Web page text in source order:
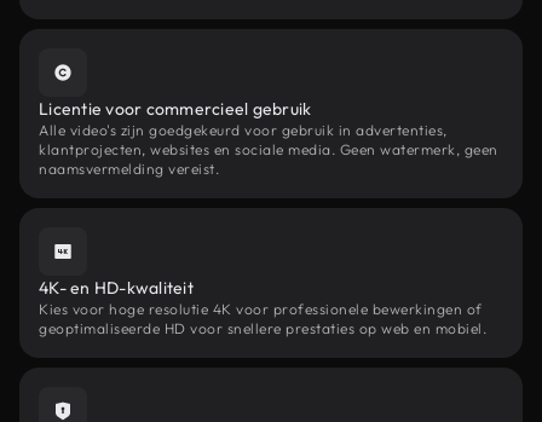
Licentie voor commercieel gebruik
Alle video's zijn goedgekeurd voor gebruik in advertenties,
klantprojecten, websites en sociale media. Geen watermerk, geen
naamsvermelding vereist.
4K- en HD-kwaliteit
Kies voor hoge resolutie 4K voor professionele bewerkingen of
geoptimaliseerde HD voor snellere prestaties op web en mobiel.